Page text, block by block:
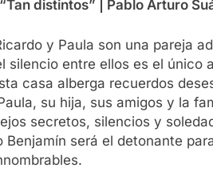
distintos” | Pablo Arturo
y Paula son una pareja
silencio entre ellos es el único
casa alberga recuerdos
su hija, sus amigos y la
secretos, silencios y
Benjamín será el detonante